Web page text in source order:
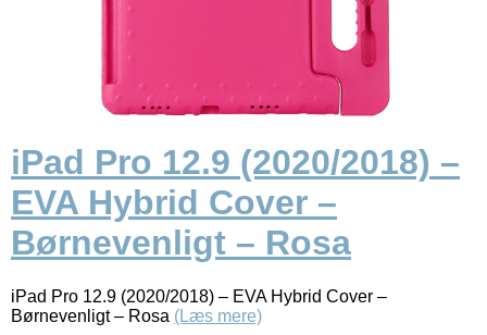
iPad Pro 12.9 (2020/2018) –
EVA Hybrid Cover –
Børnevenligt – Rosa
iPad Pro 12.9 (2020/2018) – EVA Hybrid Cover –
Børnevenligt – Rosa (Læs mere)